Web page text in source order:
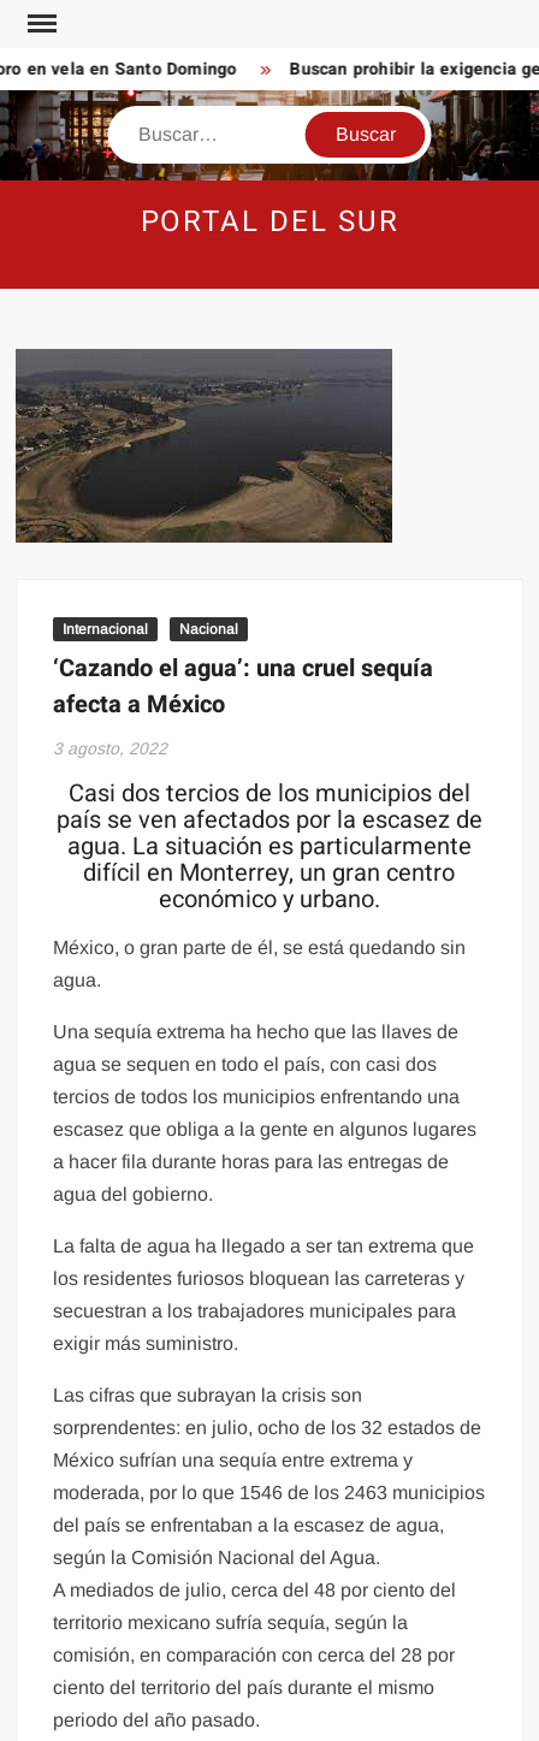
Saltar
contenido
vela en Santo Domingo Buscan prohibir la exigencia
Buscar
PORTAL DEL SUR
Internacional Nacional
‘Cazando el agua’: una cruel sequía
afecta a México
3 agosto, 2022
Casi dos tercios de los municipios del
país se ven afectados por la escasez de
agua. La situación es particularmente
difícil en Monterrey, un gran centro
económico y urbano.
México, o gran parte de él, se está quedando sin
agua.
Una sequía extrema ha hecho que las llaves de
agua se sequen en todo el país, con casi dos
tercios de todos los municipios enfrentando una
escasez que obliga a la gente en algunos lugares
a hacer fila durante horas para las entregas de
agua del gobierno.
La falta de agua ha llegado a ser tan extrema que
los residentes furiosos bloquean las carreteras y
secuestran a los trabajadores municipales para
exigir más suministro.
Las cifras que subrayan la crisis son
sorprendentes: en julio, ocho de los 32 estados de
México sufrían una sequía entre extrema y
moderada, por lo que 1546 de los 2463 municipios
del país se enfrentaban a la escasez de agua,
según la Comisión Nacional del Agua.
A mediados de julio, cerca del 48 por ciento del
territorio mexicano sufría sequía, según la
comisión, en comparación con cerca del 28 por
ciento del territorio del país durante el mismo
periodo del año pasado.